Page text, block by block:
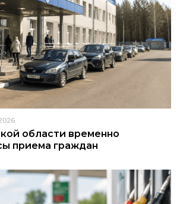
области временно
приема граждан